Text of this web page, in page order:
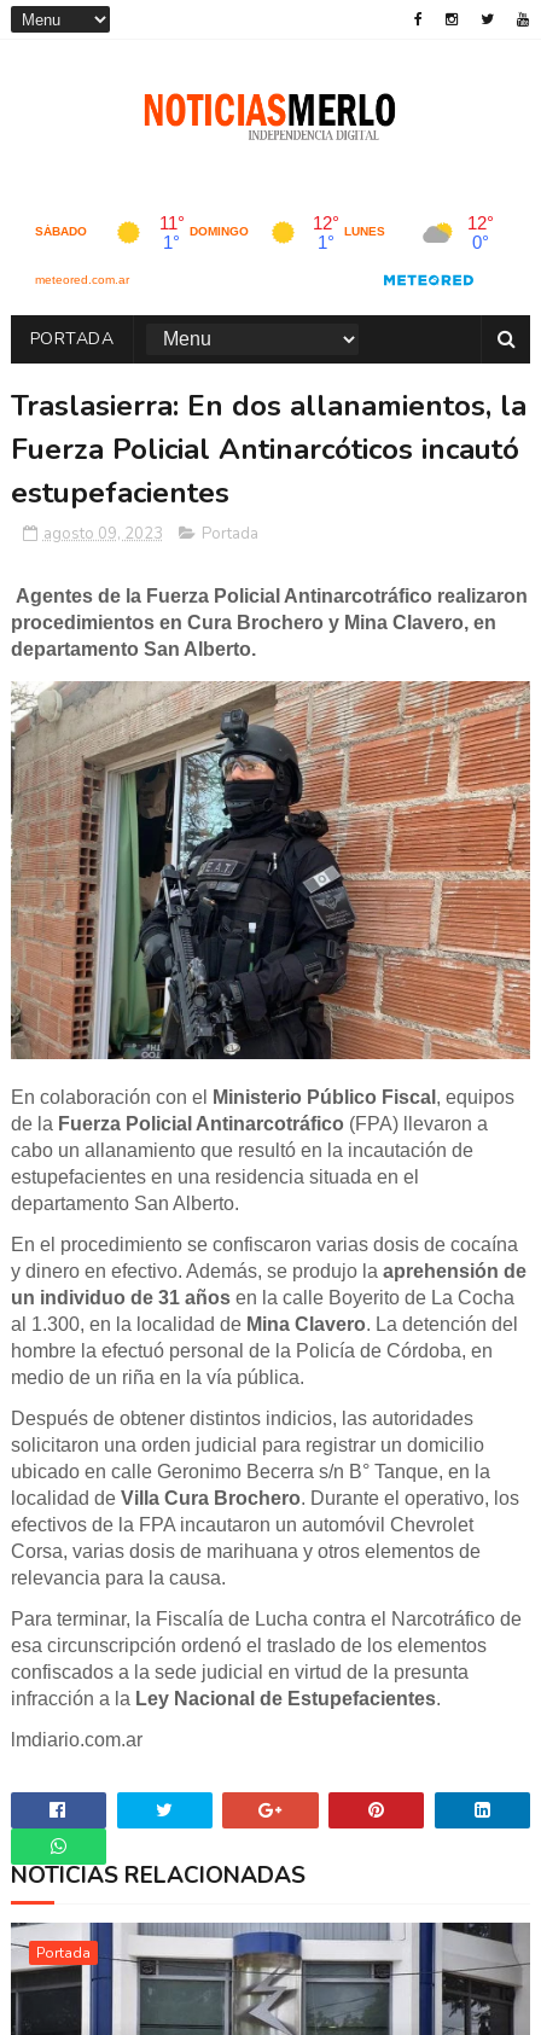
PORTADA
Traslasierra: En dos allanamientos, la
Fuerza Policial Antinarcóticos incautó
estupefacientes
agosto 09, 2023 Portada
Agentes de la Fuerza Policial Antinarcotráfico realizaron
procedimientos en Cura Brochero y Mina Clavero, en
departamento San Alberto.
En colaboración con el Ministerio Público Fiscal , equipos
de la Fuerza Policial Antinarcotráfico (FPA) llevaron a
cabo un allanamiento que resultó en la incautación de
estupefacientes en una residencia situada en el
departamento San Alberto.
En el procedimiento se confiscaron varias dosis de cocaína
y dinero en efectivo. Además, se produjo la aprehensión de
un individuo de 31 añosen la calle Boyerito de La Cocha
al 1.300, en la localidad de Mina Clavero. La detención del
hombre la efectuó personal de la Policía de Córdoba, en
medio de un riña en la vía pública.
Después de obtener distintos indicios, las autoridades
solicitaron una orden judicial para registrar un domicilio
ubicado en calle Geronimo Becerra s/n B° Tanque, en la
localidad de Villa Cura Brochero. Durante el operativo, los
efectivos de la FPA incautaron un automóvil Chevrolet
Corsa, varias dosis de marihuana y otros elementos de
relevancia para la causa.
Para terminar, la Fiscalía de Lucha contra el Narcotráfico de
esa circunscripción ordenó el traslado de los elementos
confiscados a la sede judicial en virtud de la presunta
infracción a la Ley Nacional de Estupefacientes.
lmdiario.com.ar
Whatsapp
NOTICIAS RELACIONADAS
Portada